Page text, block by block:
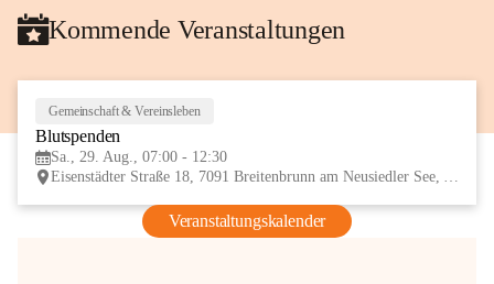
Kommende Veranstaltungen
Gemeinschaft & Vereinsleben
Blutspenden
Sa., 29. Aug., 07:00 - 12:30
Eisenstädter Straße 18, 7091 Breitenbrunn am Neusiedler See, AUT
Veranstaltungskalender